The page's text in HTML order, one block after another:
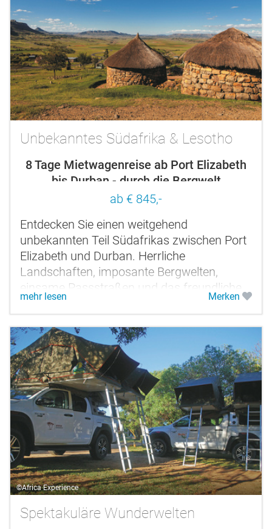
Unbekanntes Südafrika & Lesotho
8 Tage Mietwagenreise ab Port Elizabeth
bis Durban - durch die Bergwelt
ab € 845,-
Entdecken Sie einen weitgehend
unbekannten Teil Südafrikas zwischen Port
Elizabeth und Durban. Herrliche
Landschaften, imposante Bergwelten,
einsame Passstraßen und das freundliche
Volk der Basotho in Lesotho erwarten Sie.
mehr lesen Merken
©Africa Experience
Spektakuläre Wunderwelten